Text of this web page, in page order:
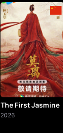
The First Jasmine
2026